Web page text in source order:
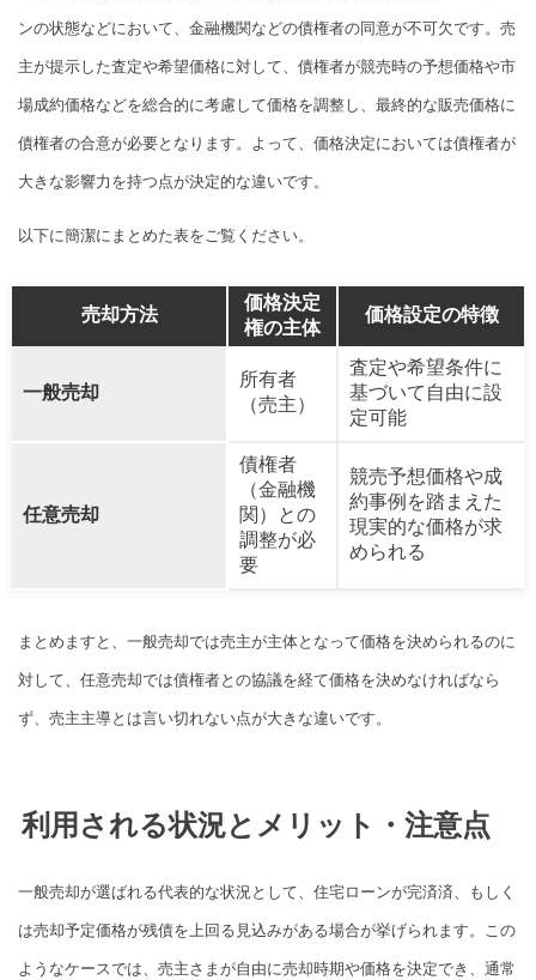
ンの状態などにおいて、金融機関などの債権者の同意が不可欠です。売
主が提示した査定や希望価格に対して、債権者が競売時の予想価格や市
場成約価格などを総合的に考慮して価格を調整し、最終的な販売価格に
債権者の合意が必要となります。よって、価格決定においては債権者が
大きな影響力を持つ点が決定的な違いです。
以下に簡潔にまとめた表をご覧ください。
売却方法
価格決定
権の主体
価格設定の特徴
一般売却
所有者
（売主）
査定や希望条件に
基づいて自由に設
定可能
任意売却
債権者
（金融機
関）との
調整が必
要
競売予想価格や成
約事例を踏まえた
現実的な価格が求
められる
まとめますと、一般売却では売主が主体となって価格を決められるのに
対して、任意売却では債権者との協議を経て価格を決めなければなら
ず、売主主導とは言い切れない点が大きな違いです。
利用される状況とメリット・注意点
一般売却が選ばれる代表的な状況として、住宅ローンが完済済、もしく
は売却予定価格が残債を上回る見込みがある場合が挙げられます。この
ようなケースでは、売主さまが自由に売却時期や価格を決定でき、通常